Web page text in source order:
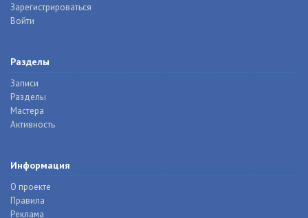
Зарегистрироваться
Войти
Разделы
Записи
Разделы
Мастера
Активность
Информация
О проекте
Правила
Реклама